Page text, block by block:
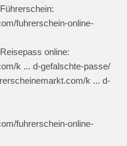
fuhrerschein-online-
online:
k ... d-gefalschte-passe/
k ... d-
fuhrerschein-online-